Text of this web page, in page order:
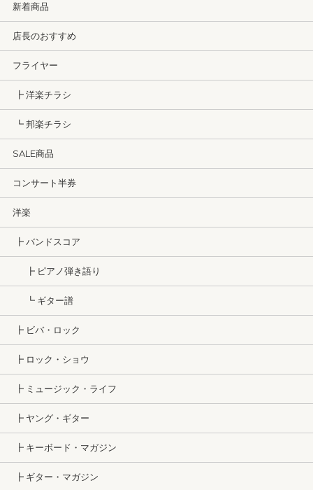
新着商品
店長のおすすめ
フライヤー
┣ 洋楽チラシ
┗ 邦楽チラシ
SALE商品
コンサート半券
洋楽
┣ バンドスコア
┣ ピアノ弾き語り
┗ ギター譜
┣ ビバ・ロック
┣ ロック・ショウ
┣ ミュージック・ライフ
┣ ヤング・ギター
┣ キーボード・マガジン
┣ ギター・マガジン